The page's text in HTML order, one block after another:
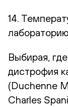
14.
Выбирая,
дистрофия
(Duchenne
Charles